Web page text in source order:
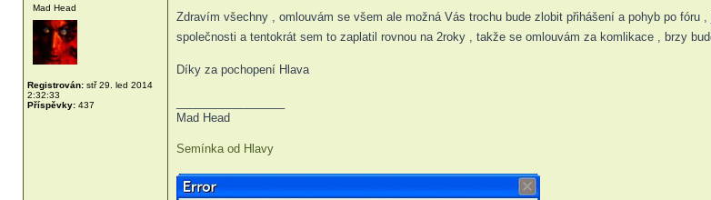
Mad Head
Registrován: stř 29. led 2014
2:32:33
Příspěvky: 437
Zdravím všechny , omlouvám se všem ale možná Vás trochu bude zlobit přihášení a pohyb po
společnosti a tentokrát sem to zaplatil rovnou na 2roky , takže se omlouvám za komlikace , brzy
Díky za pochopení Hlava
Mad Head
Semínka od Hlavy